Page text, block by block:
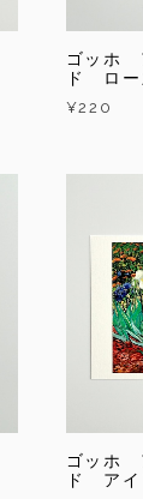
ゴッホ
ド ロー
¥220
ゴッホ
ド アイ